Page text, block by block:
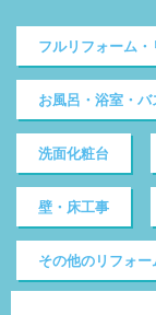
フルリフォーム
お風呂・浴室・バ
洗面化粧台
壁・床工事
その他のリフォー